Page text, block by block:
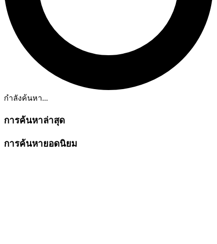
กำลังค้นหา...
การค้นหาล่าสุด
การค้นหายอดนิยม